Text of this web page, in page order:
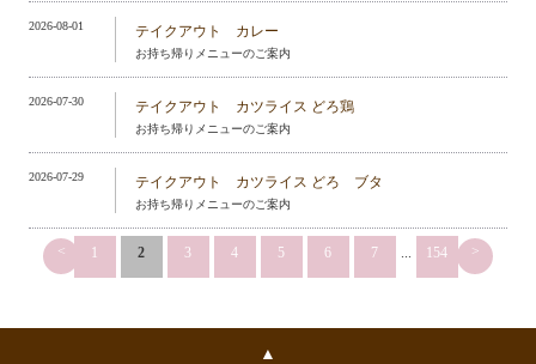
2026-08-01 テイクアウト カレー
お持ち帰りメニューのご案内
2026-07-30 テイクアウト カツライス どろ鶏
お持ち帰りメニューのご案内
2026-07-29 テイクアウト カツライス どろ ブタ
お持ち帰りメニューのご案内
< 1 2 3 4 5 6 7 ... 154 >
▲